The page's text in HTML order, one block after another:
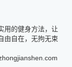
用的健身方法，让
由自在，无拘无束